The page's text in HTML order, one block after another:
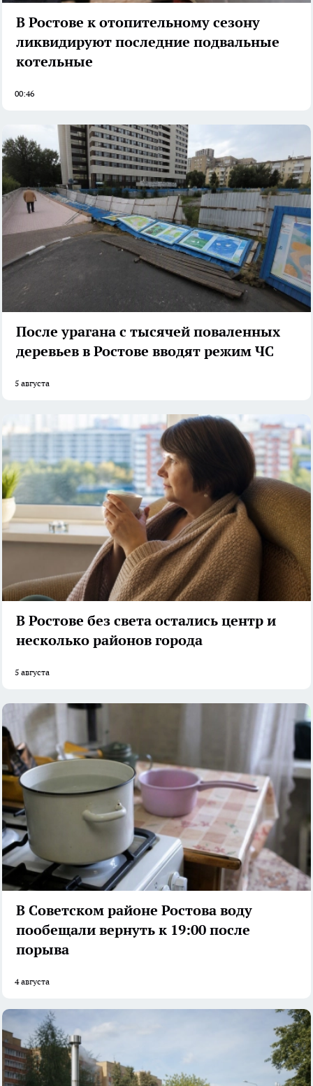
В Ростове к отопительному сезону
ликвидируют последние подвальные
котельные
00:46
После урагана с тысячей поваленных
деревьев в Ростове вводят режим ЧС
5 августа
В Ростове без света остались центр и
несколько районов города
5 августа
В Советском районе Ростова воду
пообещали вернуть к 19:00 после
порыва
4 августа